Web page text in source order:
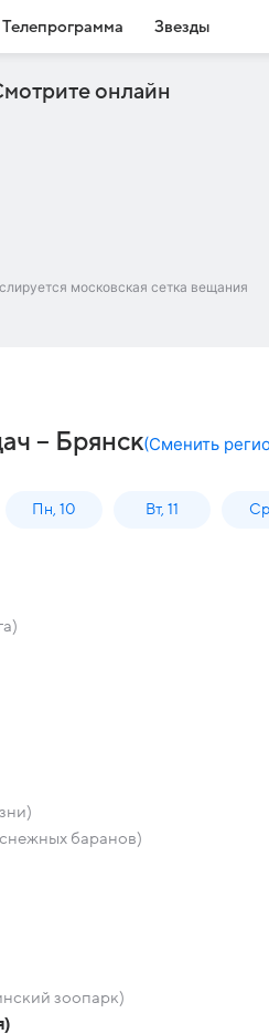
Телепрограмма Звезды
онлайн
московская сетка вещания
– Брянск(Сменить
Пн, 10 Вт, 11
баранов)
зоопарк)